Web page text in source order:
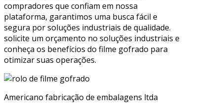
compradores que confiam em nossa
plataforma, garantimos uma busca fácil e
segura por soluções industriais de qualidade.
solicite um orçamento no soluções industriais e
conheça os benefícios do filme gofrado para
otimizar suas operações.
Americano fabricação de embalagens ltda